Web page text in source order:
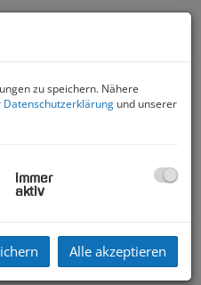
Sie Ihr Business
zu speichern. Nähere
Datenschutzerklärung und unserer
immer
aktiv
Alle akzeptieren